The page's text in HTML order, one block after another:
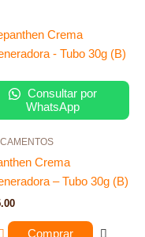
Consultar por
WhatsApp
Crema
– Tubo 30g (B)
Comprar